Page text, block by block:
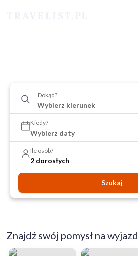
Dokąd?
Kiedy?
Wybierz daty
Ile osób?
2 dorosłych
Szukaj
Znajdź swój pomysł na wyjazd